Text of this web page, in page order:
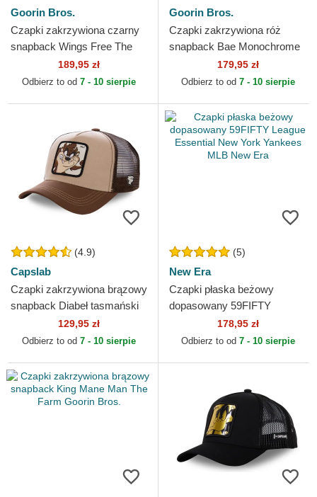
Goorin Bros.
Czapki zakrzywiona czarny
snapback Wings Free The
Farm Goorin Bros.
189,95 zł
Odbierz to od 7 - 10 sierpie
Goorin Bros.
Czapki zakrzywiona róż
snapback Bae Monochrome
The Farm Goorin Bros.
179,95 zł
Odbierz to od 7 - 10 sierpie
(4.9)
Capslab
Czapki zakrzywiona brązowy
snapback Diabeł tasmański
Looney Tunes Capslab
129,95 zł
Odbierz to od 7 - 10 sierpie
(5)
New Era
Czapki płaska beżowy
dopasowany 59FIFTY
League Essential New York
Yankees MLB New Era
178,95 zł
Odbierz to od 7 - 10 sierpie